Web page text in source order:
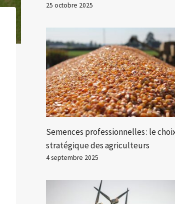
25 octobre 2025
Semences professionnelles : le
stratégique des agriculteurs
4 septembre 2025